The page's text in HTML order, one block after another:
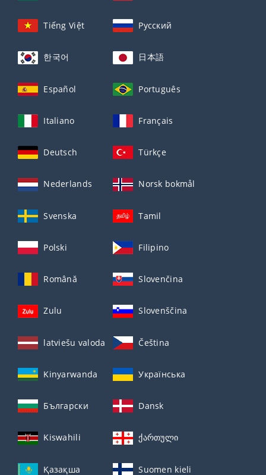
Tiếng Việt Русский
한국어 日本語
Español Português
Italiano Français
Deutsch Türkçe
Nederlands Norsk bokmål
Svenska Tamil
Polski Filipino
Română Slovenčina
Zulu Slovenščina
latviešu valoda Čeština
Kinyarwanda Українська
Български Dansk
Kiswahili ქართული
Қазақша Suomen kieli